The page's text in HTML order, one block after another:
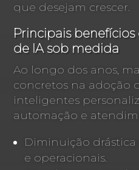
que desejam crescer.
Principais
de IA sob medida
Ao longo dos anos,
concretos na adoção
inteligentes
automação e
Diminuição
e operacionais.